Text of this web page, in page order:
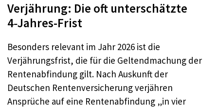
Verjährung: Die oft unterschätzte
4‑Jahres-Frist
Besonders relevant im Jahr 2026 ist die
Verjährungsfrist, die für die Geltendmachung der
Rentenabfindung gilt. Nach Auskunft der
Deutschen Rentenversicherung verjähren
Ansprüche auf eine Rentenabfindung „in vier